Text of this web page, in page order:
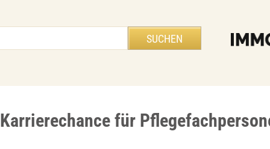
Karrierechance für